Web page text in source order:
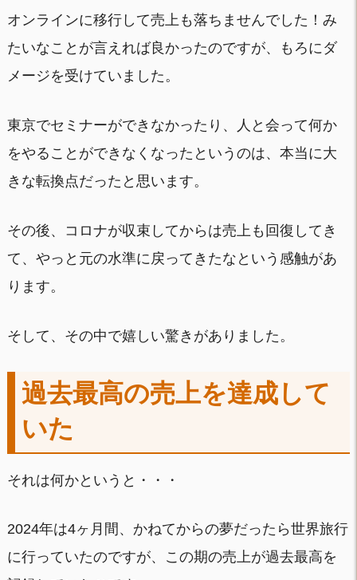
オンラインに移行して売上も落ちませんでした！み
たいなことが言えれば良かったのですが、もろにダ
メージを受けていました。
東京でセミナーができなかったり、人と会って何か
をやることができなくなったというのは、本当に大
きな転換点だったと思います。
その後、コロナが収束してからは売上も回復してき
て、やっと元の水準に戻ってきたなという感触があ
ります。
そして、その中で嬉しい驚きがありました。
過去最高の売上を達成して
いた
それは何かというと・・・
2024年は4ヶ月間、かねてからの夢だったら世界旅行
に行っていたのですが、この期の売上が過去最高を